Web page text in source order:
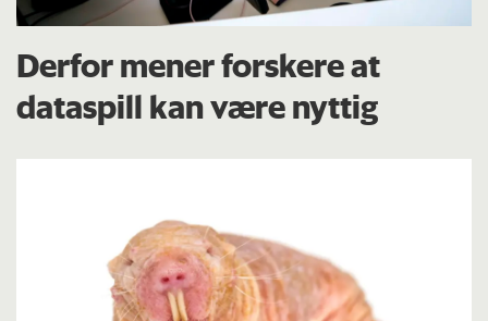
Derfor mener forskere at
dataspill kan være nyttig